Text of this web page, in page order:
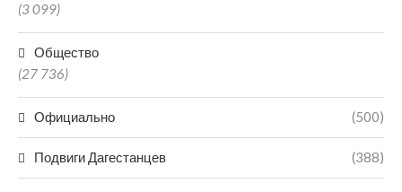
(3 099)
Общество
(27 736)
Официально (500)
Подвиги Дагестанцев (388)